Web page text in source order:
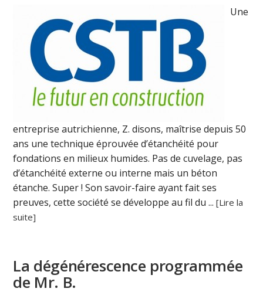
Une
entreprise autrichienne, Z. disons, maîtrise depuis 50
ans une technique éprouvée d’étanchéité pour
fondations en milieux humides. Pas de cuvelage, pas
d’étanchéité externe ou interne mais un béton
étanche. Super ! Son savoir-faire ayant fait ses
preuves, cette société se développe au fil du ...[Lire la
suite]
La dégénérescence programmée
de Mr. B.